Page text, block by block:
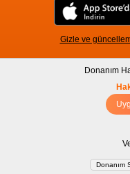
Gizle ve
Donanım
Tam
Donanım